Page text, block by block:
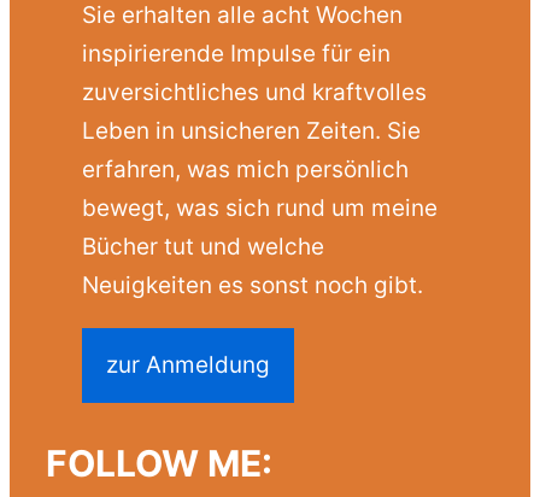
Sie erhalten alle acht Wochen
inspirierende Impulse für ein
zuversichtliches und kraftvolles
Leben in unsicheren Zeiten. Sie
erfahren, was mich persönlich
bewegt, was sich rund um meine
Bücher tut und welche
Neuigkeiten es sonst noch gibt.
zur Anmeldung
FOLLOW ME: